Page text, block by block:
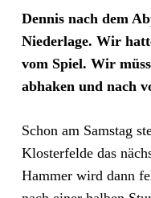
Dennis nach dem
Niederlage. Wir
vom Spiel. Wir
abhaken und nach
Schon am Samstag
Klosterfelde das
Hammer wird dann